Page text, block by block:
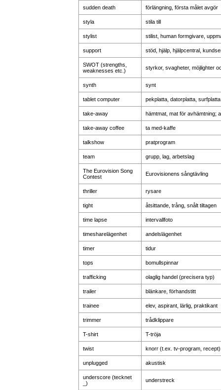
sudden death förlängning, första målet avgör
styla stila till
stylist stilist, human formgivare,
support stöd, hjälp, hjälpcentral,
SWOT (strengths,
weaknesses etc.)
styrkor, svagheter, möjlighter
synth synt
tablet computer pekplatta, datorplatta, surfplatta
take-away hämtmat, mat för avhämtning;
take-away coffee ta med-kaffe
talkshow pratprogram
team grupp, lag, arbetslag
The Eurovision Song
Contest
Eurovisionens sångtävling
thriller rysare
tight åtsittande, trång, snålt tiltagen
time lapse intervallfoto
timesharelägenhet andelslägenhet
timer tidur
tops bomullspinnar
trafficking olaglig handel (precisera typ)
trailer blänkare, förhandstitt
trainee elev, aspirant, lärlig, praktikant
trimmer trådklippare
T-shirt T-tröja
twist knorr (t.ex. tv-program, recept)
unplugged akustisk
underscore (tecknet
_)
understreck